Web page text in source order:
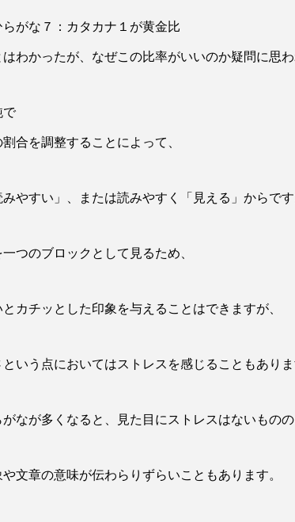
がな７：カタカナ１が黄金比
はわかったが、なぜこの比率がいいのか疑問に思わ
で
割合を調整することによって、
やすい」、または読みやすく「見える」からです
つのブロックとして見るため、
カチッとした印象を与えることはできますが、
いう点においてはストレスを感じることもありま
なが多くなると、見た目にストレスはないものの
文章の意味が伝わらりずらいこともあります。